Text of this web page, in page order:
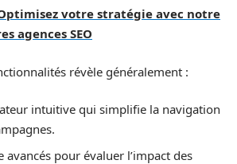
votre stratégie avec notre
agences SEO
révèle généralement :
intuitive qui simplifie la navigation
avancés pour évaluer l’impact des